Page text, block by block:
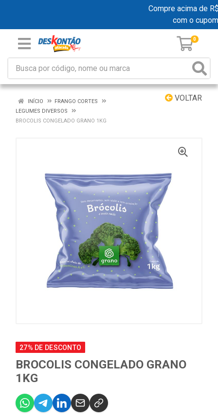
Compre acima de
com o cupom
0
VOLTAR
INÍCIO
FRANGO CORTES
LEGUMES DIVERSOS
BROCOLIS CONGELADO GRANO 1KG
27% DE DESCONTO
BROCOLIS CONGELADO GRANO
1KG